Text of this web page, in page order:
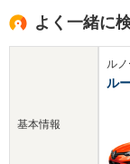
よく一緒に
基本情報
ルノ
ル